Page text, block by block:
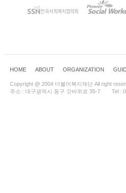
HOME ABOUT ORGANIZATION
Copyright @ 2004 더불어복지재단 All right
주소 : 대구광역시 동구 갓바위로 35-7
Tel :